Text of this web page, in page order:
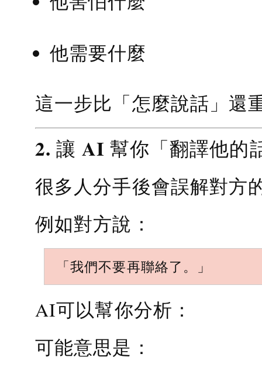
他需要什麼
這一步比「怎麼說話」還
2. 讓 AI 幫你「翻譯他的
很多人分手後會誤解對方
例如對方說：
「我們不要再聯絡了。」
AI可以幫你分析：
可能意思是：